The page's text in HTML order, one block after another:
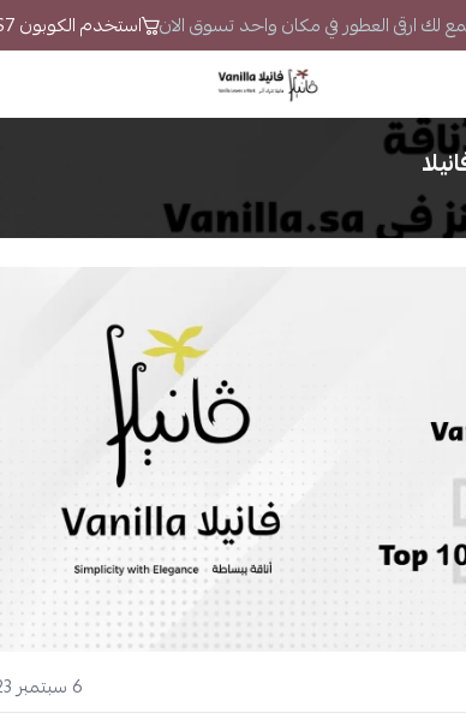
لك ارقى العطور في مكان واحد تسوق الان استخدم الكوبون VS7 لتحصل على خصم إضافي
فانيلا
6 سبتمبر 2023